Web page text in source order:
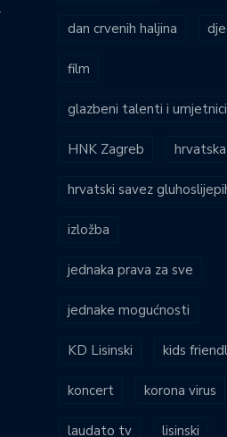
dan crvenih haljina
film
glazbeni talenti i
HNK Zagreb hrvatska
hrvatski savez
izložba
jednaka prava za sve
jednake mogućnosti
KD Lisinski kids
koncert korona virus
laudato tv lisinski